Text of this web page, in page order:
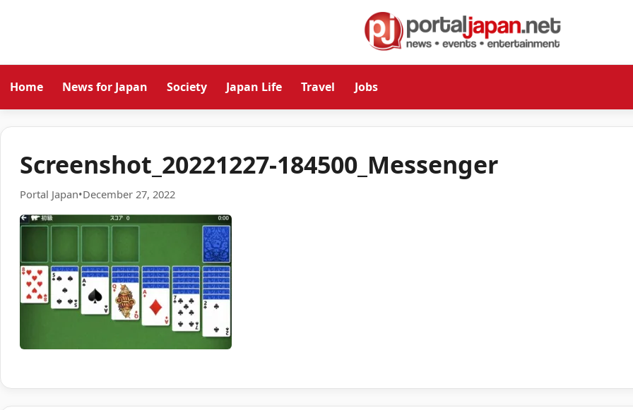
Home News for Japan Society Japan Life Travel Jobs
Screenshot_20221227-184500_Messenger
Portal Japan•December 27, 2022